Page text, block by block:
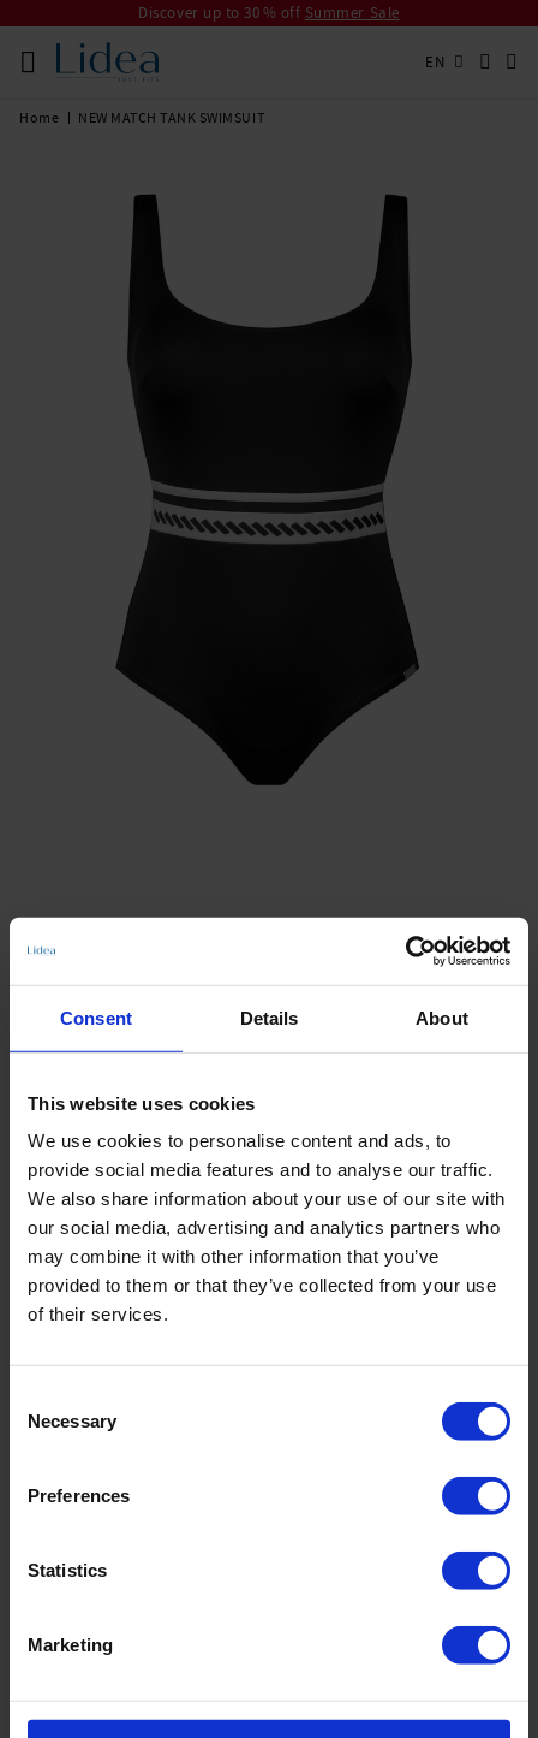
Consent Details About
This website uses cookies
We use cookies to personalise content and ads, to
provide social media features and to analyse our traffic.
We also share information about your use of our site with
our social media, advertising and analytics partners who
may combine it with other information that you’ve
provided to them or that they’ve collected from your use
of their services.
Selection
Necessary
Preferences
Statistics
Marketing
Discover up to 30 % off Summer Sale
EN
Home NEW MATCH TANK SWIMSUIT
TANK SWIMSUIT
NEW MATCH
Notify me when this product is in stock
incl. VAT., excl. Shipping costs
Product Details
Description:
aktivierend. Die Serie setzt auf reduzierte Schnitte bei maximaler
Passform. Digitale Technik und Schneiderkunst gehen eine
überzeugende Symbiose ein. Gelaserte Schlitze treffen auf manuell
vertikal oder diagonal verlaufender grafischer Linienführung, die
durch das Design modernes Shaping optimal unterstützt. Badeanzug
allen Aktivitäten. Taillenbetonend positionierte Ripsbänder für
besondere Femininität. Strong Shaping Level.